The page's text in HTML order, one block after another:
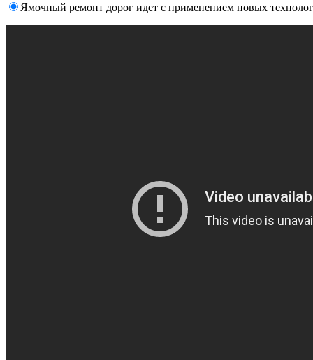
Ямочный ремонт дорог идет с применением новых